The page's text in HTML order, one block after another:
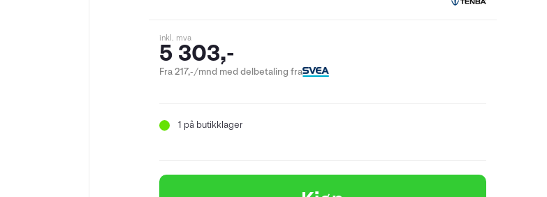
inkl. mva
5 303,-
Fra 217,-/mnd med delbetaling fra
1 på butikklager